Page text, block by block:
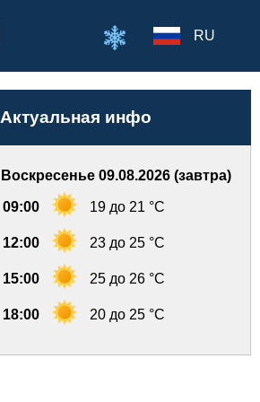
RU
Актуальная инфо
Воскресенье 09.08.2026 (завтра)
09:00 19 до 21 °C
12:00 23 до 25 °C
15:00 25 до 26 °C
18:00 20 до 25 °C